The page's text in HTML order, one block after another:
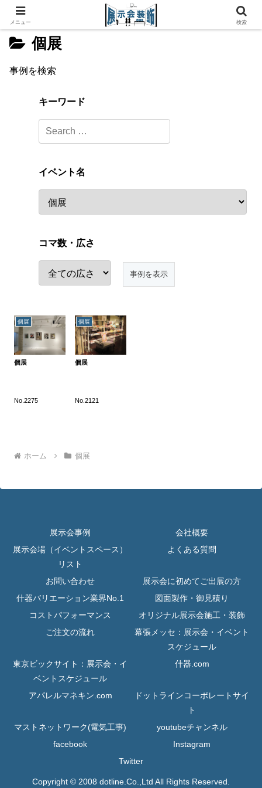
個展
事例を検索
キーワード
イベント名
コマ数・広さ
個展
個展
No.2275
個展
個展
No.2121
ホーム 個展
展示会事例
会社概要
展示会場（イベントスペース）
リスト
よくある質問
お問い合わせ
展示会に初めてご出展の方
什器バリエーション業界No.1
図面製作・御見積り
コストパフォーマンス
オリジナル展示会施工・装飾
ご注文の流れ
幕張メッセ：展示会・イベント
スケジュール
東京ビックサイト：展示会・イ
ベントスケジュール
什器.com
アパレルマネキン.com
ドットラインコーポレートサイ
ト
マストネットワーク(電気工事)
youtubeチャンネル
facebook
Instagram
Twitter
Copyright © 2008 dotline.Co.,Ltd All Rights Reserved.
メニュー 検索